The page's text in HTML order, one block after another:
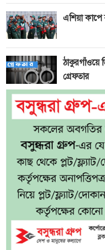
এশিয়া কাপে
ঠাকুরগাঁওয়ে
গ্রেফতার